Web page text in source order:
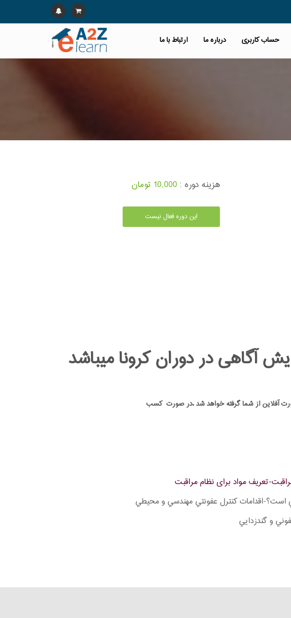
حساب کاربری درباره ما ارتباط با ما
هزینه دوره : 10,000 تومان
این دوره فعال نیست
آگاهی در دوران کرونا میباشد
آفلاین از شما گرفته خواهد شد ،در صورت کسب
تعریف مواد برای نظام مراقبت
و گندزدايي